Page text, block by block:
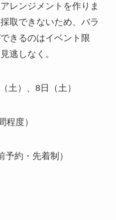
レンジメントを作りま
取できないため、バラ
きるのはイベント限
逃しなく。
土）、8日（土）
程度）
約・先着制）